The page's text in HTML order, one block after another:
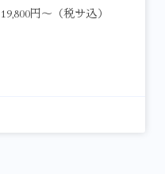
円～（税サ込）